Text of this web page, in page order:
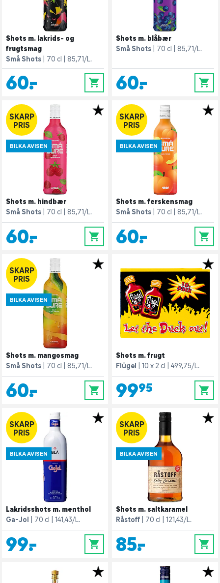
Shots m. lakrids- og
frugtsmag
Små Shots
70 cl 85,71/L.
60,- 0
Shots m. blåbær
Små Shots
70 cl 85,71/L.
60,- 0
SKARP
PRIS
BILKA AVISEN
Shots m. hindbær
Små Shots
70 cl 85,71/L.
60,- 0
SKARP
PRIS
BILKA AVISEN
Shots m. ferskensmag
Små Shots
70 cl 85,71/L.
60,- 0
SKARP
PRIS
BILKA AVISEN
Shots m. mangosmag
Små Shots
70 cl 85,71/L.
60,- 0
Shots m. frugt
Flügel
10 x 2 cl 499,75/L.
99,95 0
SKARP
PRIS
BILKA AVISEN
Lakridsshots m. menthol
Ga-Jol
70 cl 141,43/L.
99,- 0
SKARP
PRIS
BILKA AVISEN
Shots m. saltkaramel
Råstoff
70 cl 121,43/L.
85,- 0